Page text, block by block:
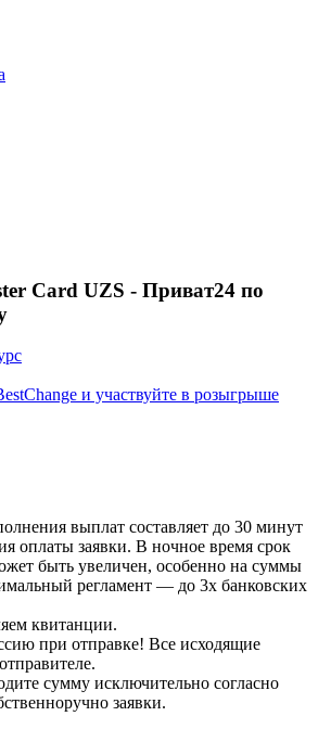
Card UZS - Приват24 по
и участвуйте в розыгрыше
выплат составляет до 30 минут
оплаты заявки. В ночное время срок
быть увеличен, особенно на суммы
регламент — до 3х банковских
квитанции.
при отправке! Все исходящие
сумму исключительно согласно
заявки.